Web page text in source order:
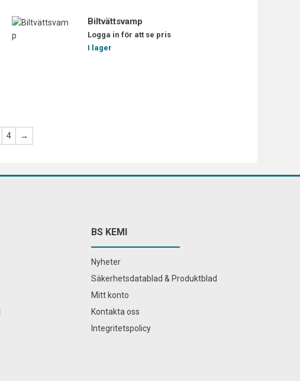
Biltvättsvamp
Logga in för att se pris
I lager
4 →
BS KEMI
Nyheter
Säkerhetsdatablad & Produktblad
Mitt konto
Kontakta oss
Integritetspolicy